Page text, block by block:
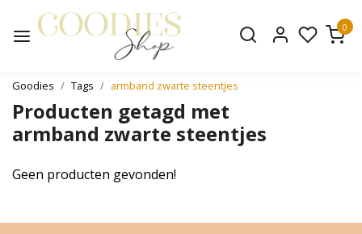
0
Goodies Tags armband zwarte steentjes
Producten getagd met
armband zwarte steentjes
Geen producten gevonden!